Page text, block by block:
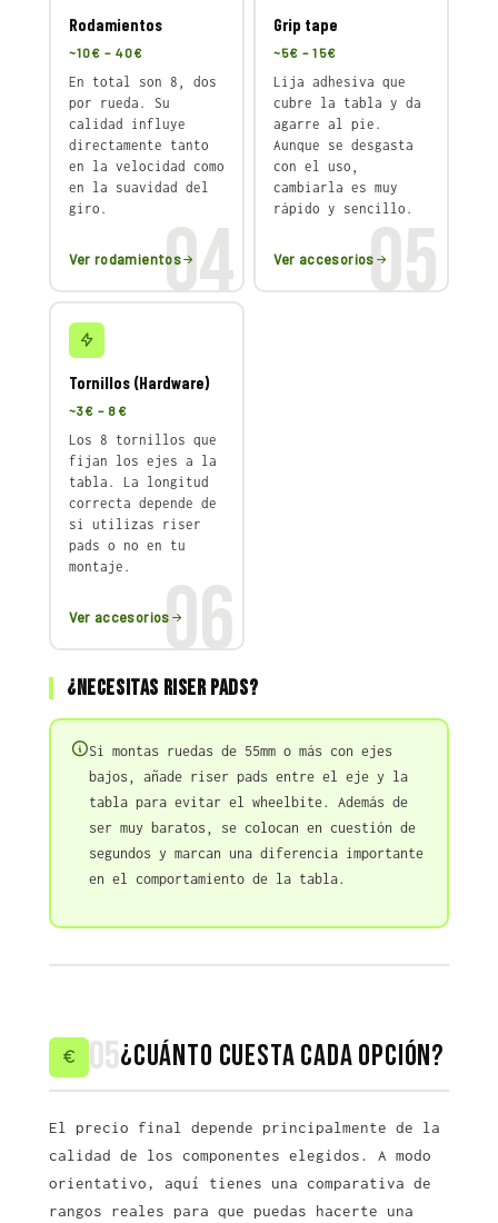
04
Rodamientos
~10€ – 40€
En total son 8, dos
por rueda. Su
calidad influye
directamente tanto
en la velocidad como
en la suavidad del
giro.
Ver rodamientos 05
Grip tape
~5€ – 15€
Lija adhesiva que
cubre la tabla y da
agarre al pie.
Aunque se desgasta
con el uso,
cambiarla es muy
rápido y sencillo.
Ver accesorios
06
Tornillos (Hardware)
~3€ – 8€
Los 8 tornillos que
fijan los ejes a la
tabla. La longitud
correcta depende de
si utilizas riser
pads o no en tu
montaje.
Ver accesorios
¿Necesitas riser pads?
Si montas ruedas de 55mm o más con ejes
bajos, añade riser pads entre el eje y la
tabla para evitar el wheelbite. Además de
ser muy baratos, se colocan en cuestión de
segundos y marcan una diferencia importante
en el comportamiento de la tabla.
05¿Cuánto cuesta cada opción?
El precio final depende principalmente de la
calidad de los componentes elegidos. A modo
orientativo, aquí tienes una comparativa de
rangos reales para que puedas hacerte una